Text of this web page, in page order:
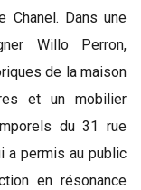
Chanel. Dans une
Willo Perron,
de la maison
et un mobilier
du 31 rue
a permis au public
en résonance